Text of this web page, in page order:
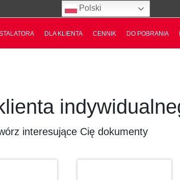
Polski
DLA KLIENTA CENNIK DO POBRANIA
interesujące Cię dokumenty